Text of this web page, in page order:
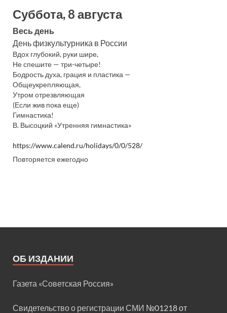
Суббота, 8 августа
Весь день
День физкультурника в России
Вдох глубокий, руки шире,
Не спешите — три-четыре!
Бодрость духа, грация и пластика —
Общеукрепляющая,
Утром отрезвляющая
(Если жив пока еще)
Гимнастика!
В. Высоцкий «Утренняя гимнастика»
https://www.calend.ru/holidays/0/0/528/
Повторяется ежегодно
ОБ ИЗДАНИИ
Газета «Советская Россия»
Свидетельство о регистрации СМИ №01218 от